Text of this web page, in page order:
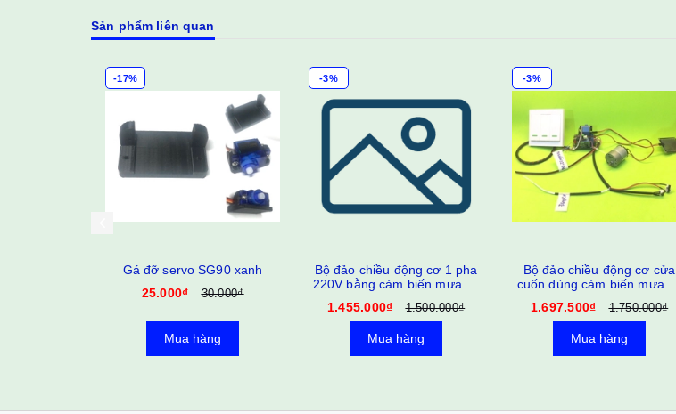
Sản phẩm liên quan
-17%
Gá đỡ servo SG90 xanh
25.000₫
30.000₫
Mua hàng
-3%
Bộ đảo chiều động cơ 1 pha
220V bằng cảm biến mưa có
1.455.000₫ 1.500.000₫
Mua hàng
-3%
Bộ đảo chiều động cơ cửa
cuốn dùng cảm biến mưa và
1.697.500₫ 1.750.000₫
Mua hàng